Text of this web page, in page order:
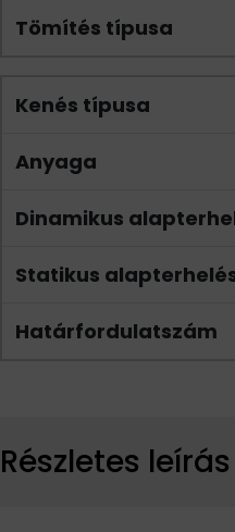
Tömítés típusa
Kenés típusa
Anyaga
Dinamikus
Statikus
Határfordulatszám
Részletes leírás